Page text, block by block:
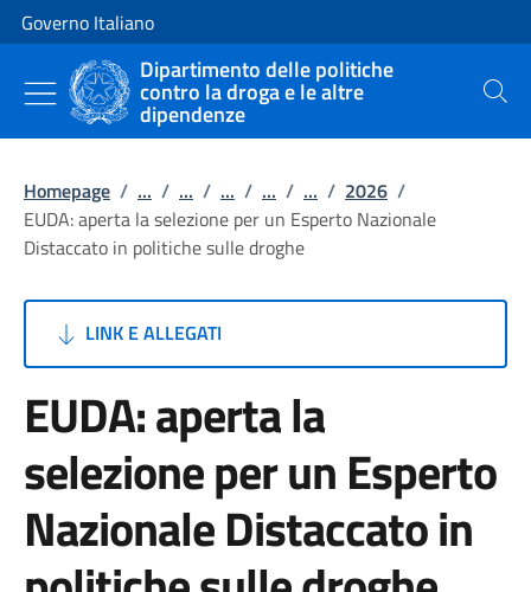
Vai al contenuto
Vai alla navigazione del sito
Governo Italiano
Dipartimento delle politiche
contro la droga e le altre
dipendenze Cerca
Homepage / ... / ... / ... / ... / ... / 2026 /
EUDA: aperta la selezione per un Esperto Nazionale
Distaccato in politiche sulle droghe
LINK E ALLEGATI
EUDA: aperta la
selezione per un Esperto
Nazionale Distaccato in